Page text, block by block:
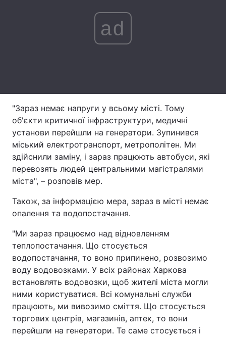
Контакти
Послуги
ad
"Зараз немає напруги у всьому місті. Тому
об'єкти критичної інфраструктури, медичні
установи перейшли на генератори. Зупинився
міський електротранспорт, метрополітен. Ми
здійснили заміну, і зараз працюють автобуси, які
перевозять людей центральними магістралями
міста", – розповів мер.
Також, за інформацією мера, зараз в місті немає
опалення та водопостачання.
"Ми зараз працюємо над відновленням
теплопостачання. Що стосується
водопостачання, то воно припинено, розвозимо
воду водовозками. У всіх районах Харкова
встановлять водовозки, щоб жителі міста могли
ними користуватися. Всі комунальні служби
працюють, ми вивозимо сміття. Що стосується
торгових центрів, магазинів, аптек, то вони
перейшли на генератори. Те саме стосується і